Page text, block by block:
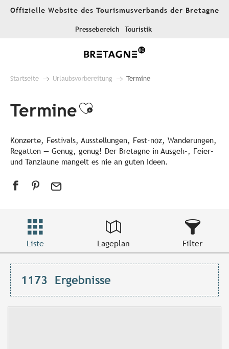
AllerOffizielle Website des Tourismusverbands der Bretagne
Pressebereich Touristik
Startseite Urlaubsvorbereitung Termine
TermineAjouter aux
Konzerte, Festivals, Ausstellungen, Fest-noz, Wanderungen,
Regatten — Genug, genug! Der Bretagne in Ausgeh-, Feier-
und Tanzlaune mangelt es nie an guten Ideen.
Liste Lageplan Filter
1173 Ergebnisse